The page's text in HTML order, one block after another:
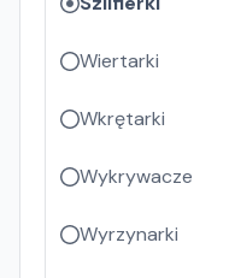
Wiertarki
Wkrętarki
Wykrywacze
Wyrzynarki